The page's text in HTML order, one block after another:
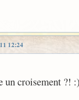
12:24
un croisement ?!